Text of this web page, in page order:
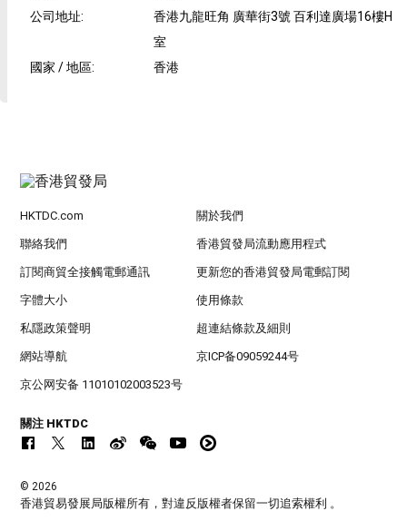
公司地址:
香港九龍旺角 廣華街3號 百利達廣場16樓H
室
國家 / 地區: 香港
HKTDC.com 關於我們
聯絡我們 香港貿發局流動應用程式
訂閱商貿全接觸電郵通訊 更新您的香港貿發局電郵訂閱
字體大小 使用條款
私隱政策聲明 超連結條款及細則
網站導航 京ICP备09059244号
京公网安备 11010102003523号
關注 HKTDC
© 2026
香港貿易發展局版權所有，對違反版權者保留一切追索權利 。